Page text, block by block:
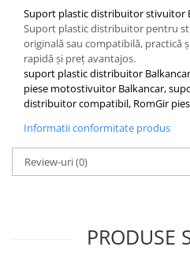
Radiatoare Racire
Termostate Răcire
Ventilatoare Răcire
Intretinere Balkancar
Acumulatori / Baterii
Filtre Aer
Filtre Ulei Motor
Suport plastic distribuitor stivuitor
Suport plastic distribuitor pentru
originală sau compatibilă, practică
rapidă și preț avantajos.
suport plastic distribuitor
piese motostivuitor Balkancar,
distribuitor compatibil, RomGir
Informatii conformitate produs
Review-uri(0)
PRODUSE